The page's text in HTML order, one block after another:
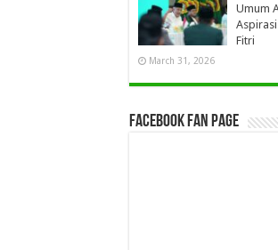
Umum
Fitri
March 31, 2026
Facebook Fan Page